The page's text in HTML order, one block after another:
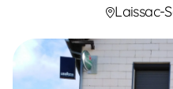
Laissac-